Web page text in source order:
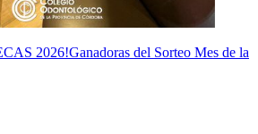
2026!Ganadoras del Sorteo Mes de la